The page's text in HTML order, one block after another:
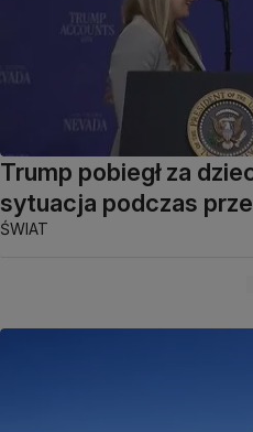
Trump pobiegł za
sytuacja podczas
ŚWIAT